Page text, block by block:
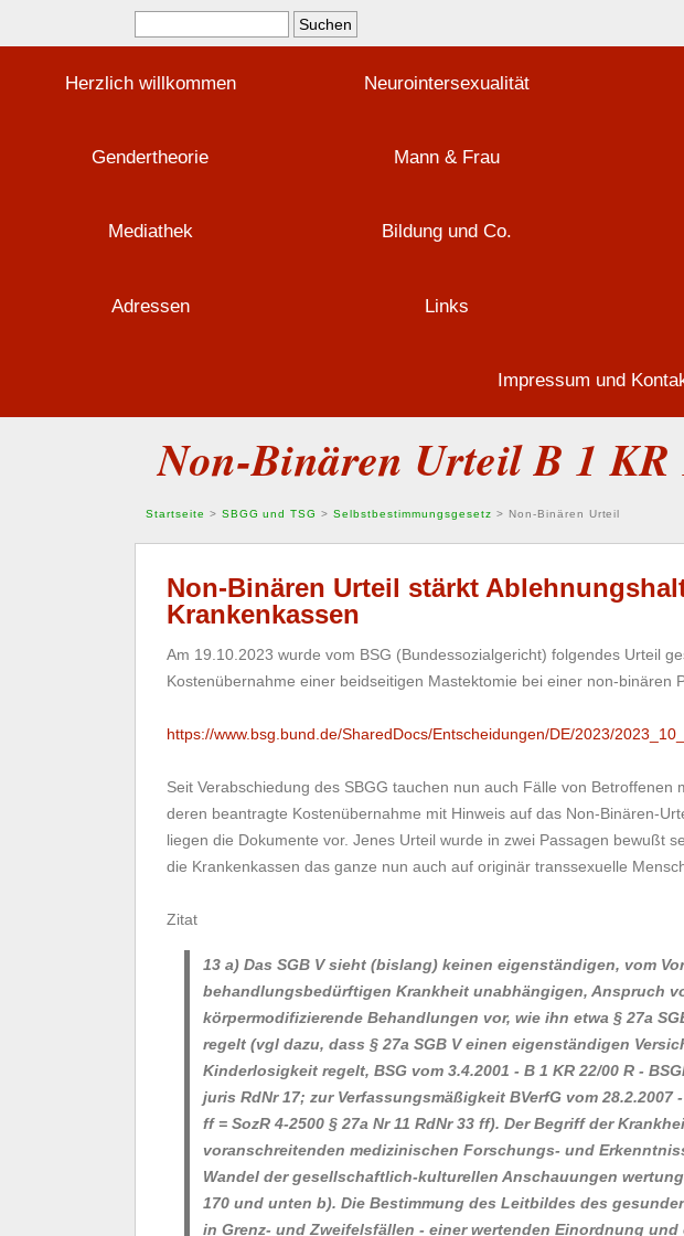
Herzlich willkommen Neurointersexualität
Gendertheorie Mann & Frau
Mediathek Bildung und Co.
Adressen Links
Impressum und
Non-Binären Urteil B 1
Startseite > SBGG und TSG >Selbstbestimmungsgesetz > Non-Binären Urteil
Non-Binären Urteil stärkt
Krankenkassen
Am 19.10.2023 wurde vom BSG (Bundessozialgericht) folgendes Urteil
Kostenübernahme einer beidseitigen Mastektomie bei einer non-binären
https://www.bsg.bund.de/SharedDocs/Entscheidungen/DE/2023/
Seit Verabschiedung des SBGG tauchen nun auch Fälle von Betroffenen
deren beantragte Kostenübernahme mit Hinweis auf das Non-Binären-
liegen die Dokumente vor. Jenes Urteil wurde in zwei Passagen bewußt
die Krankenkassen das ganze nun auch auf originär transsexuelle
Zitat
13 a) Das SGB V sieht (bislang) keinen eigenständigen, vom
behandlungsbedürftigen Krankheit unabhängigen, Anspruch
körpermodifizierende Behandlungen vor, wie ihn etwa § 27a
regelt (vgl dazu, dass § 27a SGB V einen eigenständigen
Kinderlosigkeit regelt, BSG vom 3.4.2001 - B 1 KR 22/00 R -
juris RdNr 17; zur Verfassungsmäßigkeit BVerfG vom 28.2.2007
ff = SozR 4-2500 § 27a Nr 11 RdNr 33 ff). Der Begriff der
voranschreitenden medizinischen Forschungs- und
Wandel der gesellschaftlich-kulturellen Anschauungen
170 und unten b). Die Bestimmung des Leitbildes des
in Grenz- und Zweifelsfällen - einer wertenden Einordnung und